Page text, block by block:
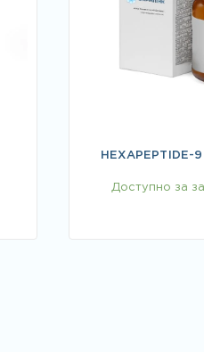
HEXAPEPTIDE-
Доступно за